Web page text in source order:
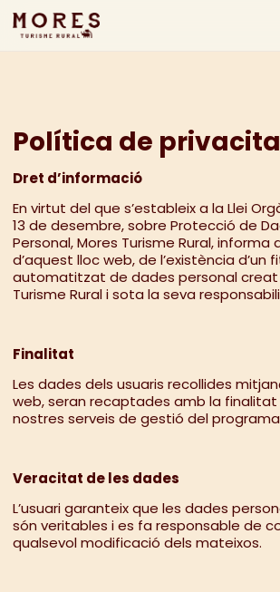
Política de
Dret d’informació
En virtut del que s’estableix a la Llei
13 de desembre, sobre Protecció de
Personal, Mores Turisme Rural, informa
d’aquest lloc web, de l’existència d’un
automatitzat de dades personal creat
Turisme Rural i sota la seva
Finalitat
Les dades dels usuaris recollides
web, seran recaptades amb la finalitat
nostres serveis de gestió del programa
Veracitat de les dades
L’usuari garanteix que les dades
són veritables i es fa responsable de
qualsevol modificació dels mateixos.